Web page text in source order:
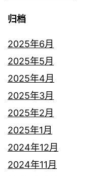
归档
2025年6月
2025年5月
2025年4月
2025年3月
2025年2月
2025年1月
2024年12月
2024年11月